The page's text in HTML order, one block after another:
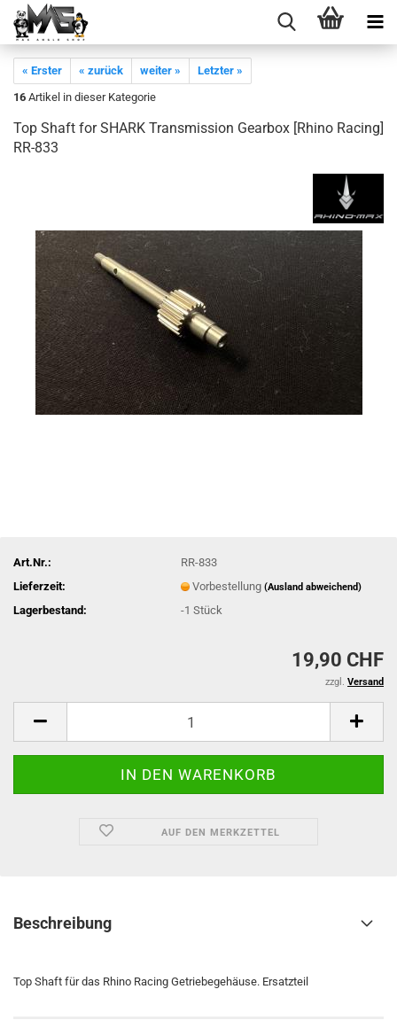
« Erster « zurück weiter »
Letzter »
16 Artikel in dieser Kategorie
Top Shaft for SHARK Transmission Gearbox [Rhino Racing]
RR-833
Art.Nr.:
RR-833
Lieferzeit:
Vorbestellung(Ausland abweichend)
Lagerbestand: -1Stück
19,90 CHF
zzgl. Versand
AUF DEN MERKZETTEL
Beschreibung
Top Shaft für das Rhino Racing Getriebegehäuse. Ersatzteil